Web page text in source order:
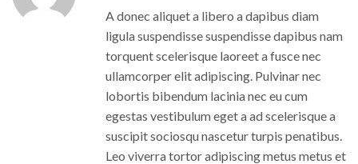
A donec aliquet a libero a dapibus diam
ligula suspendisse suspendisse dapibus nam
torquent scelerisque laoreet a fusce nec
ullamcorper elit adipiscing. Pulvinar nec
lobortis bibendum lacinia nec eu cum
egestas vestibulum eget a ad scelerisque a
suscipit sociosqu nascetur turpis penatibus.
Leo viverra tortor adipiscing metus metus et